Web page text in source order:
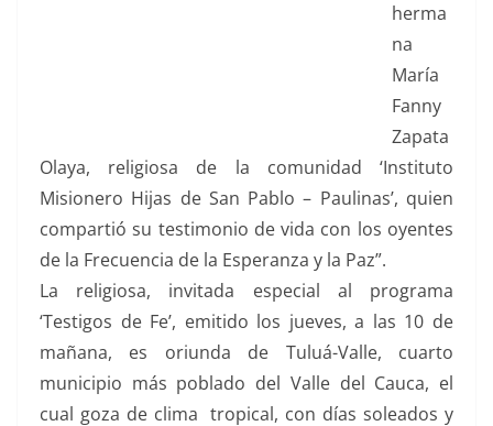
herma
na
María
Fanny
Zapata
Olaya, religiosa de la comunidad ‘Instituto
Misionero Hijas de San Pablo – Paulinas’, quien
compartió su testimonio de vida con los oyentes
de la Frecuencia de la Esperanza y la Paz”.
La religiosa, invitada especial al programa
‘Testigos de Fe’, emitido los jueves, a las 10 de
mañana, es oriunda de Tuluá-Valle, cuarto
municipio más poblado del Valle del Cauca, el
cual goza de clima tropical, con días soleados y